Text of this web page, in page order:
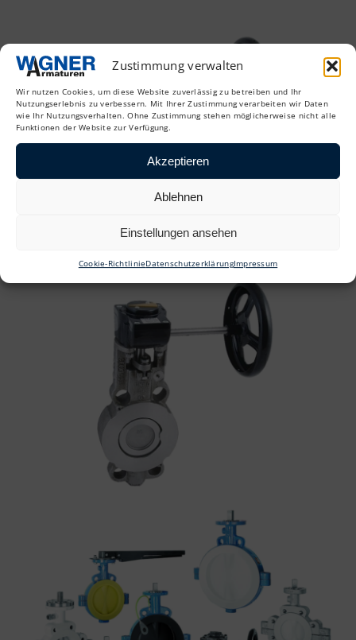
Zustimmung verwalten
Wir nutzen Cookies, um diese Website zuverlässig zu betreiben und Ihr
Nutzungserlebnis zu verbessern. Mit Ihrer Zustimmung verarbeiten wir Daten
wie Ihr Nutzungsverhalten. Ohne Zustimmung stehen möglicherweise nicht alle
Funktionen der Website zur Verfügung.
Akzeptieren
Ablehnen
Einstellungen ansehen
Cookie-RichtlinieDatenschutzerklärungImpressum